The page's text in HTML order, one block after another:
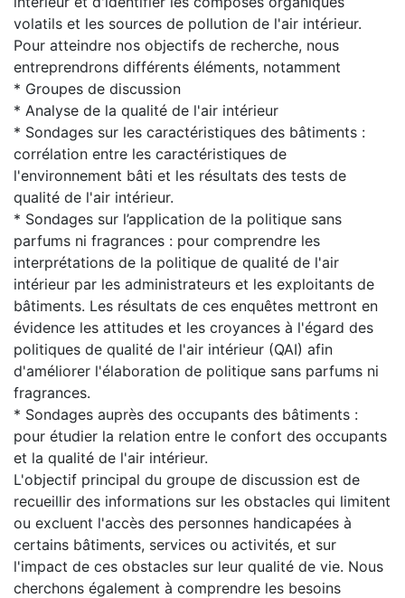
volatils et les sources de pollution de l'air intérieur.
Pour atteindre nos objectifs de recherche, nous
entreprendrons différents éléments, notamment
* Groupes de discussion
* Analyse de la qualité de l'air intérieur
* Sondages sur les caractéristiques des bâtiments :
corrélation entre les caractéristiques de
l'environnement bâti et les résultats des tests de
qualité de l'air intérieur.
* Sondages sur l’application de la politique sans
parfums ni fragrances : pour comprendre les
interprétations de la politique de qualité de l'air
intérieur par les administrateurs et les exploitants de
bâtiments. Les résultats de ces enquêtes mettront en
évidence les attitudes et les croyances à l'égard des
politiques de qualité de l'air intérieur (QAI) afin
d'améliorer l'élaboration de politique sans parfums ni
fragrances.
* Sondages auprès des occupants des bâtiments :
pour étudier la relation entre le confort des occupants
et la qualité de l'air intérieur.
L'objectif principal du groupe de discussion est de
recueillir des informations sur les obstacles qui limitent
ou excluent l'accès des personnes handicapées à
certains bâtiments, services ou activités, et sur
l'impact de ces obstacles sur leur qualité de vie. Nous
cherchons également à comprendre les besoins